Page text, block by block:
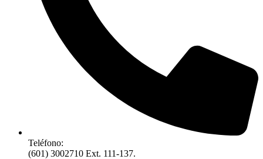
Teléfono:
(601) 3002710 Ext. 111-137.